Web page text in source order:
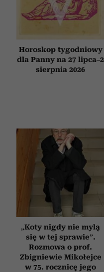
otrzymanymi od Ciebie
korzystania z ich usług.
Horoskop tygodniowy
dla Panny na 27 lipca–2
sierpnia 2026
„Koty nigdy nie mylą
się w tej sprawie”.
Rozmowa o prof.
Zbigniewie Mikołejce
w 75. rocznicę jego